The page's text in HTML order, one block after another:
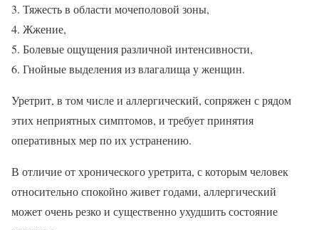
Тяжесть в области мочеполовой зоны,
Жжение,
Болевые ощущения различной интенсивности,
Гнойные выделения из влагалища у женщин.
Уретрит, в том числе и аллергический, сопряжен с рядом
этих неприятных симптомов, и требует принятия
оперативных мер по их устранению.
В отличие от хронического уретрита, с которым человек
относительно спокойно живет годами, аллергический
может очень резко и существенно ухудшить состояние